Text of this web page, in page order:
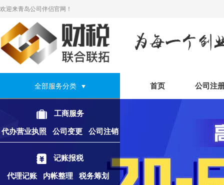
欢迎来青岛公司伴侣官网！
全部服务分类
工商服务
代办营业执照 公司变更 公司注销
记账报税
代理记账 内帐整理 税务筹划
首页 公司注